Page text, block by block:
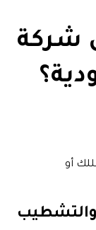
شركة
أو